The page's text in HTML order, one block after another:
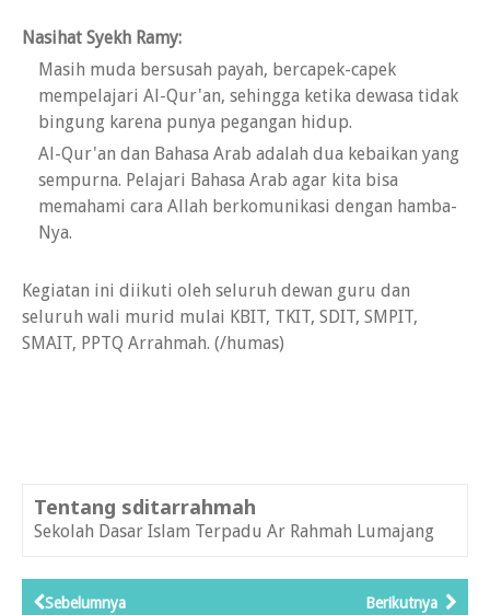
Nasihat Syekh Ramy:
Masih muda bersusah payah, bercapek-capek
mempelajari Al-Qur'an, sehingga ketika dewasa tidak
bingung karena punya pegangan hidup.
Al-Qur'an dan Bahasa Arab adalah dua kebaikan yang
sempurna. Pelajari Bahasa Arab agar kita bisa
memahami cara Allah berkomunikasi dengan hamba-
Nya.
Kegiatan ini diikuti oleh seluruh dewan guru dan
seluruh wali murid mulai KBIT, TKIT, SDIT, SMPIT,
SMAIT, PPTQ Arrahmah. (/humas)
Tentang sditarrahmah
Sekolah Dasar Islam Terpadu Ar Rahmah Lumajang
Berikutnya
Sebelumnya